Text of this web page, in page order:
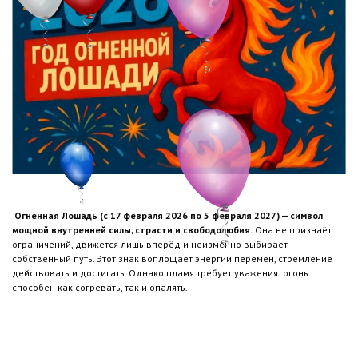
Огненная Лошадь (с 17 февраля 2026 по 5 февраля 2027) — символ
мощной внутренней силы, страсти и свободолюбия. Она не признаёт
ограничений, движется лишь вперёд и неизменно выбирает
собственный путь. Этот знак воплощает энергии перемен, стремление
действовать и достигать. Однако пламя требует уважения: огонь
способен как согревать, так и опалять.